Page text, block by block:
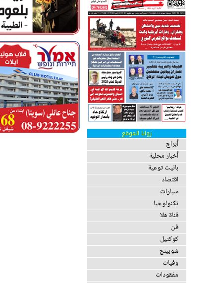
زوايا الموقع
أبراج
أخبار محلية
بانيت توعية
اقتصاد
سيارات
تكنولوجيا
قناة هلا
فن
كوكتيل
شوبينج
وفيات
مفقودات